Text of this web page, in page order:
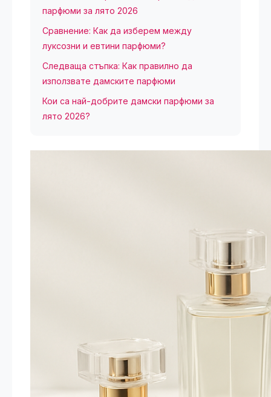
парфюми за лято 2026
Сравнение: Как да изберем между
луксозни и евтини парфюми?
Следваща стъпка: Как правилно да
използвате дамските парфюми
Кои са най-добрите дамски парфюми за
лято 2026?